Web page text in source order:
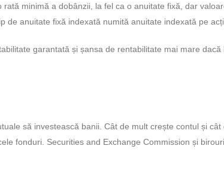
minimă a dobânzii, la fel ca o anuitate fixă, dar
de anuitate fixă ​​indexată numită anuitate indexată pe
garantată și șansa de rentabilitate mai mare dacă
să investească banii. Cât de mult crește contul și cât
fonduri. Securities and Exchange Commission și